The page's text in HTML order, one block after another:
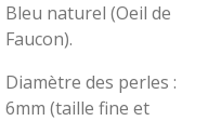
Bleu naturel (Oeil de
Faucon).
​Diamètre des perles :
6mm (taille fine et